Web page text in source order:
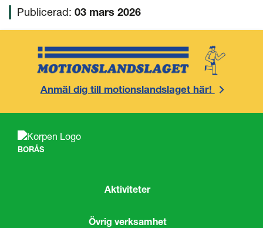
Publicerad: 03 mars 2026
Anmäl dig till motionslandslaget här!
BORÅS
Aktiviteter
Övrig verksamhet